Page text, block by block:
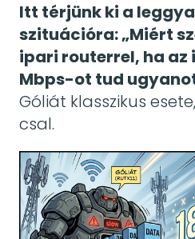
Itt térjünk ki a
szituációra: „Miért
ipari routerrel, ha az
Mbps-ot tud
Góliát klasszikus
csal.